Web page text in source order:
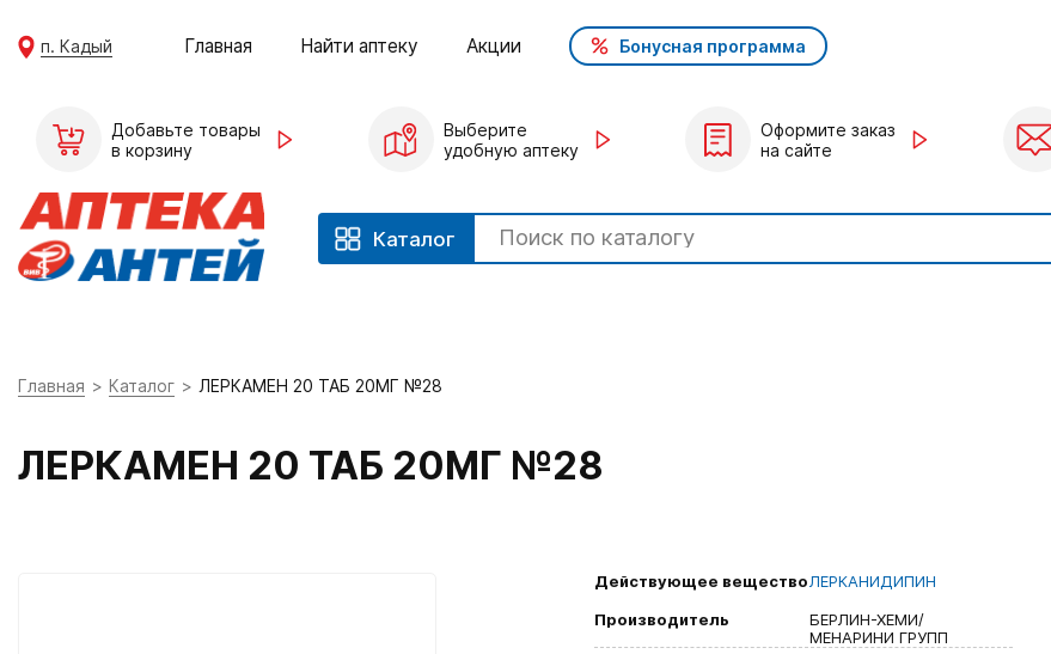
п. Кадый Главная Найти аптеку Акции Бонусная программа
Добавьте товары
в корзину
Выберите
удобную аптеку
Оформите заказ
на сайте
Каталог
Главная Каталог ЛЕРКАМЕН 20 ТАБ 20МГ №28
ЛЕРКАМЕН 20 ТАБ 20МГ №28
Действующее веществоЛЕРКАНИДИПИН
Производитель
БЕРЛИН-ХЕМИ/
МЕНАРИНИ ГРУПП